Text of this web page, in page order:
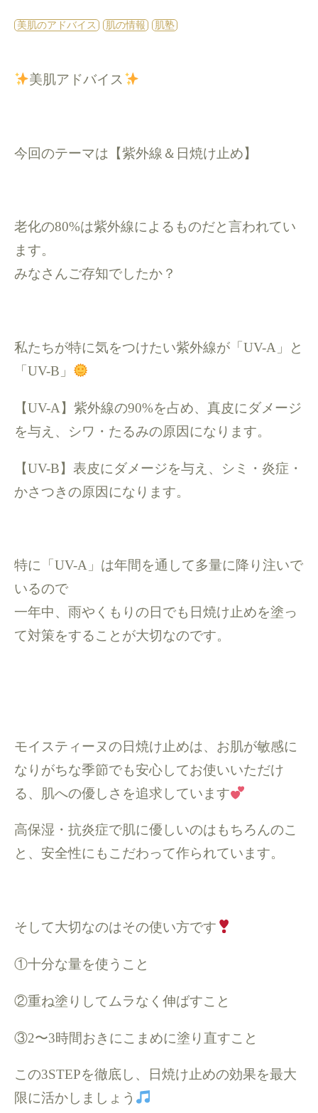
美肌のアドバイス 肌の情報 肌塾
美肌アドバイス
今回のテーマは【紫外線＆日焼け止め】
老化の80%は紫外線によるものだと言われてい
ます。
みなさんご存知でしたか？
私たちが特に気をつけたい紫外線が「UV-A」と
「UV-B」
【UV-A】紫外線の90%を占め、真皮にダメージ
を与え、シワ・たるみの原因になります。
【UV-B】表皮にダメージを与え、シミ・炎症・
かさつきの原因になります。
特に「UV-A」は年間を通して多量に降り注いで
いるので
一年中、雨やくもりの日でも日焼け止めを塗っ
て対策をすることが大切なのです。
モイスティーヌの日焼け止めは、お肌が敏感に
なりがちな季節でも安心してお使いいただけ
る、肌への優しさを追求しています
高保湿・抗炎症で肌に優しいのはもちろんのこ
と、安全性にもこだわって作られています。
そして大切なのはその使い方です
①十分な量を使うこと
②重ね塗りしてムラなく伸ばすこと
③2〜3時間おきにこまめに塗り直すこと
この3STEPを徹底し、日焼け止めの効果を最大
限に活かしましょう